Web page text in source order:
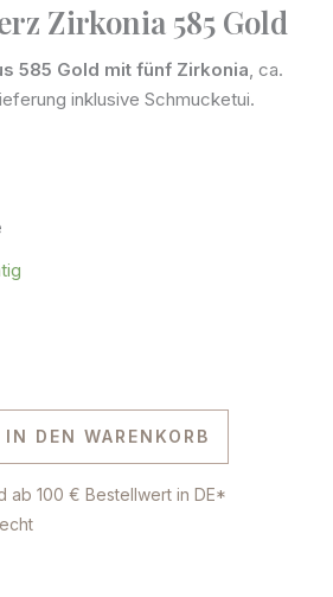
Zirkonia 585 Gold
585 Gold mit fünf Zirkonia, ca.
inklusive Schmucketui.
IN DEN WARENKORB
ab 100 € Bestellwert in DE*